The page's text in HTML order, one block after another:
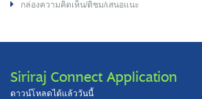
กล่องความคิดเห็น/ติชม/เสนอแนะ
Siriraj Connect Application
ดาวน์โหลดได้แล้ววันนี้